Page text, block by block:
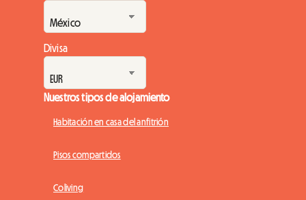
Divisa
Nuestros tipos de alojamiento
Habitación en casa del anfitrión
Pisos compartidos
Coliving